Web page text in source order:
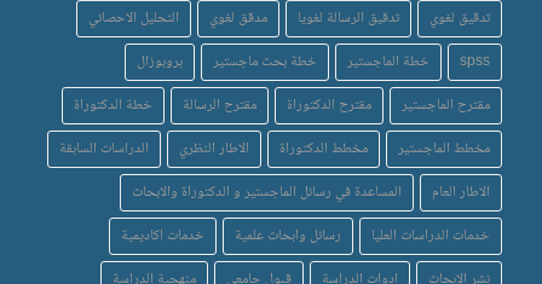
تدقيق لغوي
تدقيق الرسالة لغويا مدقق لغوي
التحليل الاحصائي
spss
خطة الماجستير خطة بحث ماجستير
بروبوزال
مقترح الماجستير
مقترح الدكتوراة مقترح الرسالة
خطة الدكتوراة
مخطط الماجستير
مخطط الدكتوراة الاطار النظري
الدراسات السابقة
الاطار العام
المساعدة في رسائل الماجستير و الدكتوراة والابحاث
خدمات الدراسات العليا
رسائل وابحاث علمية
خدمات اكاديمية